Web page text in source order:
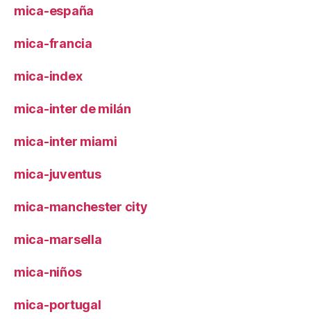
mica-españa
mica-francia
mica-index
mica-inter de milán
mica-inter miami
mica-juventus
mica-manchester city
mica-marsella
mica-niños
mica-portugal